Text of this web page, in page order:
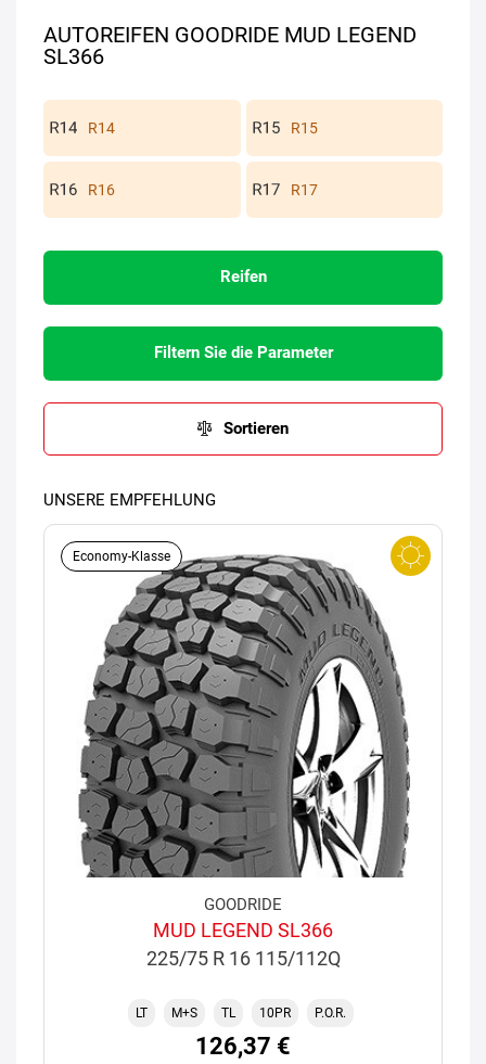
AUTOREIFEN GOODRIDE MUD LEGEND
SL366
R14 R15
R16 R17
Reifen
Filtern Sie die Parameter
Sortieren
UNSERE EMPFEHLUNG
Economy-Klasse
GOODRIDE
MUD LEGEND SL366
225/75 R 16 115/112Q
LT M+S TL 10PR P.O.R.
126,37 €